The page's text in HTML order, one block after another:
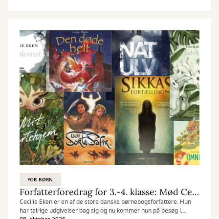
FOR BØRN
Forfatterforedrag for 3.-4. klasse: Mød Cecilie Eken
Cecilie Eken er en af de store danske børnebogsforfattere. Hun
har talrige udgivelser bag sig og nu kommer hun på besøg i